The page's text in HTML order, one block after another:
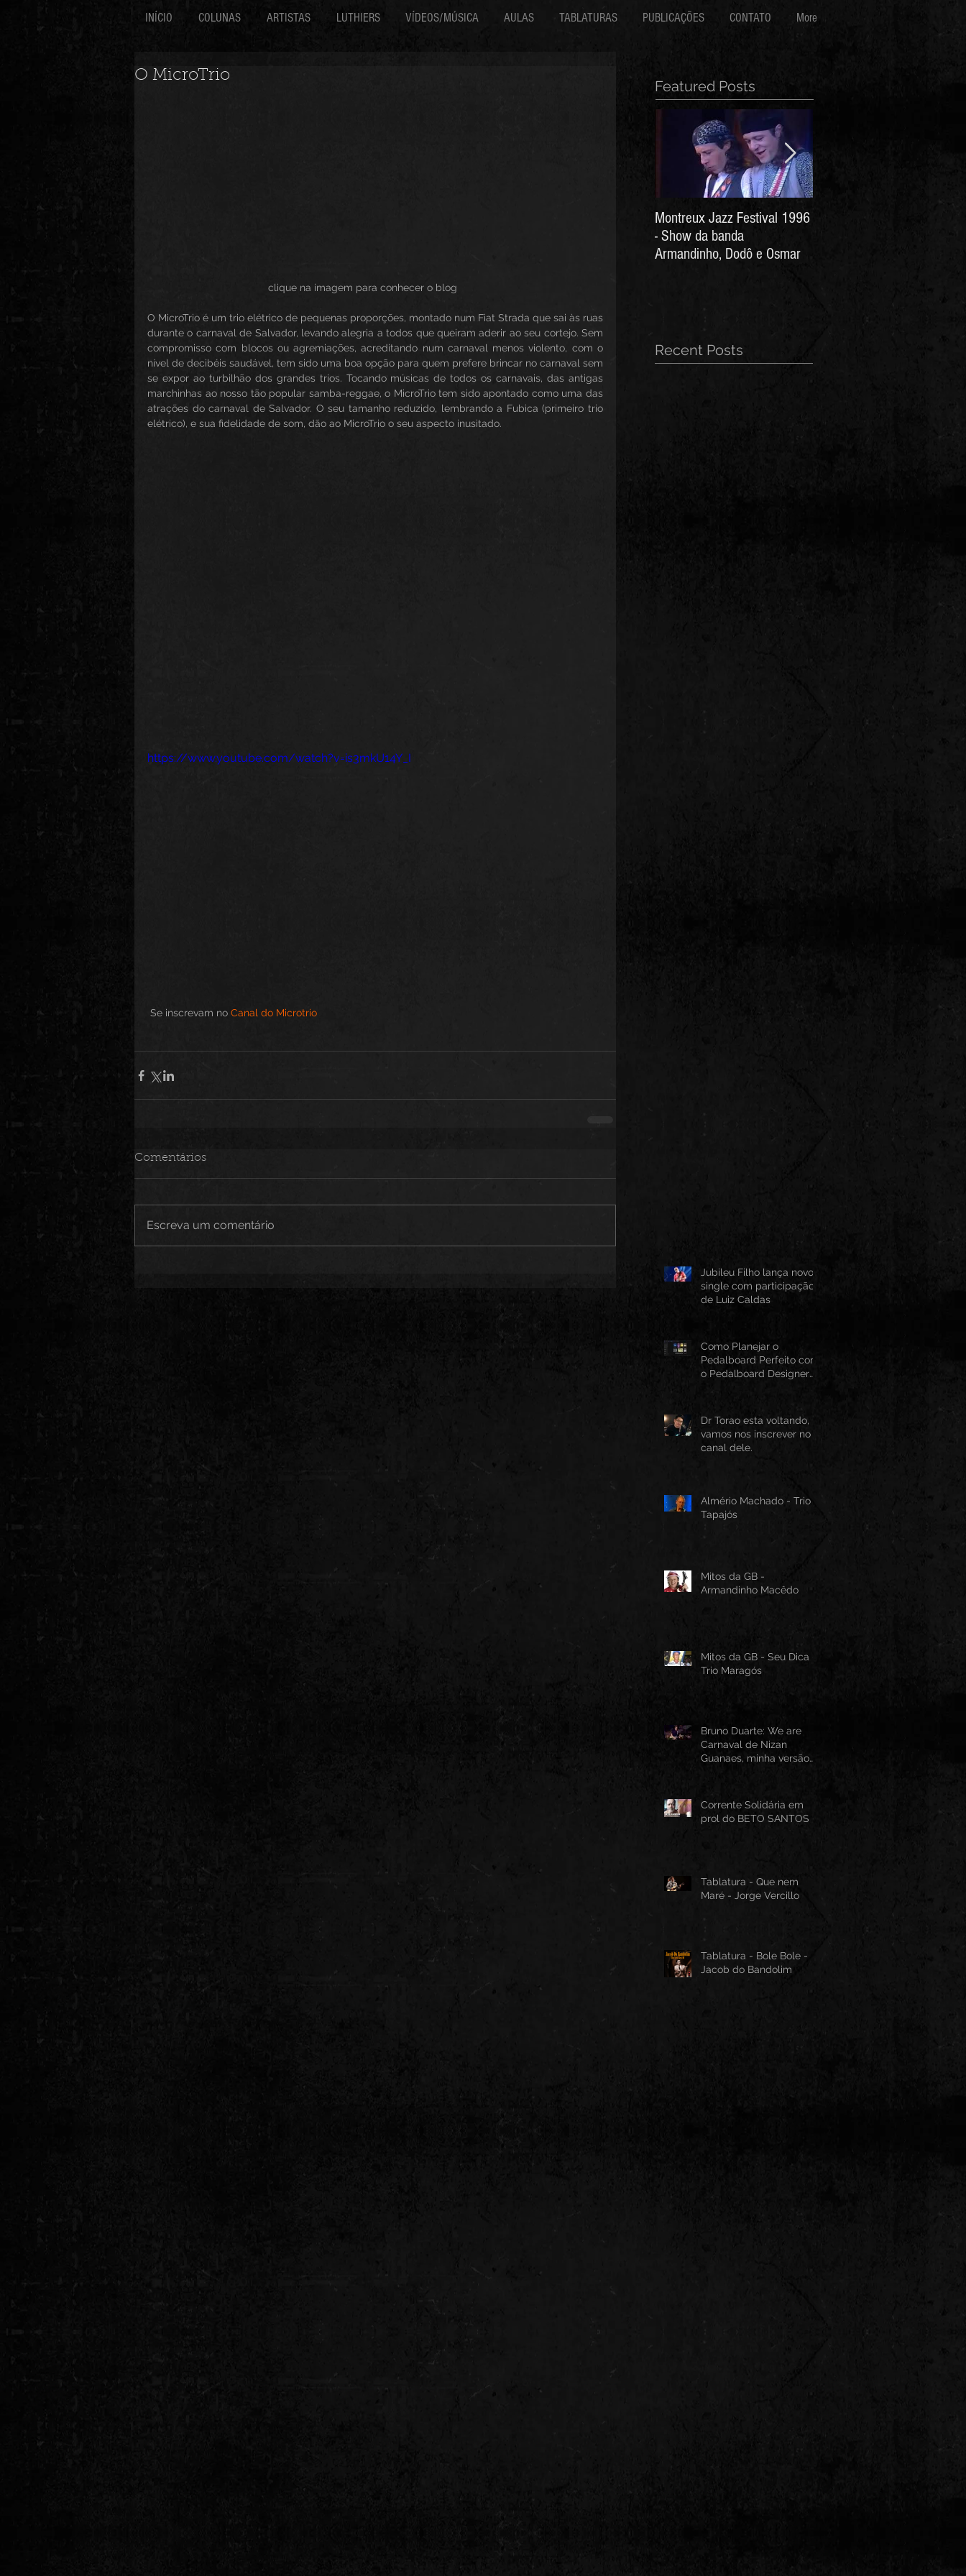
INÍCIO COLUNAS ARTISTAS LUTHIERS VÍDEOS/MÚSICA AULAS TABLATURAS PUBLICAÇÕES CONTATO More
O MicroTrio
                                          clique na imagem para conhecer o blog
O MicroTrio é um trio elétrico de pequenas proporções, montado num Fiat Strada que sai às ruas
durante o carnaval de Salvador, levando alegria a todos que queiram aderir ao seu cortejo. Sem
compromisso com blocos ou agremiações, acreditando num carnaval menos violento, com o
nível de decibéis saudável, tem sido uma boa opção para quem prefere brincar no carnaval sem
se expor ao turbilhão dos grandes trios. Tocando músicas de todos os carnavais, das antigas
marchinhas ao nosso tão popular samba-reggae, o MicroTrio tem sido apontado como uma das
atrações do carnaval de Salvador. O seu tamanho reduzido, lembrando a Fubica (primeiro trio
elétrico), e sua fidelidade de som, dão ao MicroTrio o seu aspecto inusitado.
https://www.youtube.com/watch?v=is3mkU14Y_I
Se inscrevam no Canal do Microtrio
Comentários
Escreva um comentário
Featured Posts
Montreux Jazz Festival 1996
- Show da banda
Armandinho, Dodô e Osmar
Recent Posts
Jubileu Filho lança novo
single com participação
de Luiz Caldas
Como Planejar o
Pedalboard Perfeito com
o Pedalboard Designer
Dr Torao esta voltando,
vamos nos inscrever no
canal dele.
Almério Machado - Trio
Tapajós
Mitos da GB -
Armandinho Macêdo
Mitos da GB - Seu Dica -
Trio Maragós
Bruno Duarte: We are
Carnaval de Nizan
Guanaes, minha versão
Corrente Solidária em
prol do BETO SANTOS
Tablatura - Que nem
Maré - Jorge Vercillo
Tablatura - Bole Bole -
Jacob do Bandolim